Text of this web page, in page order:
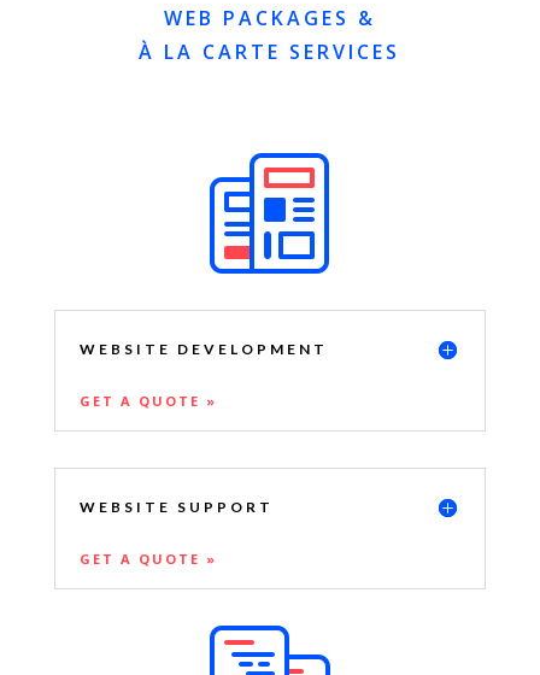
WEB PACKAGES &
À LA CARTE SERVICES
WEBSITE DEVELOPMENT
GET A QUOTE »
WEBSITE SUPPORT
GET A QUOTE »